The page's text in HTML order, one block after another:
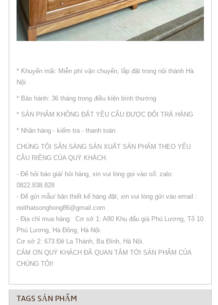
* Khuyến mãi: Miễn phí vận chuyển, lắp đặt trong nội thành Hà
Nội
* Bảo hành: 36 tháng trong điều kiện bình thường
* SẢN PHẨM KHÔNG ĐẶT YÊU CẦU ĐƯỢC ĐỔI TRẢ HÀNG
* Nhận hàng - kiểm tra - thanh toán
CHÚNG TÔI SẴN SÀNG SẢN XUẤT SẢN PHẨM THEO YÊU
CẦU RIÊNG CỦA QUÝ KHÁCH.
- Để hỏi báo giá/ hỏi hàng, xin vui lòng gọi vào số: zalo:
0822.838.828
- Để gửi mẫu/ bản thiết kế hàng đặt, xin vui lòng gửi vào email :
noithatsonghong86@gmail.com
- Địa chỉ mua hàng: Cơ sở 1: A80 Khu đấu giá Phú Lương, Tổ 10
Phú Lương, Hà Đông, Hà Nội.
Cơ sở 2: 673 Đê La Thành, Ba Đình, Hà Nội.
CẢM ƠN QUÝ KHÁCH ĐÃ QUAN TÂM TỚI SẢN PHẨM CỦA
CHÚNG TÔI!
TAGS SẢN PHẨM